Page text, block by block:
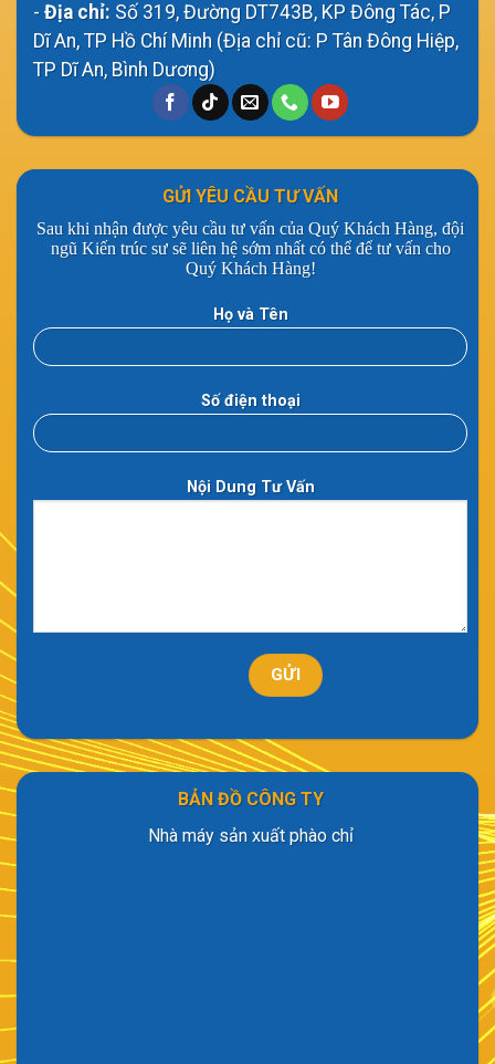
- Địa chỉ: Số 319, Đường DT743B, KP Đông Tác, P
Dĩ An, TP Hồ Chí Minh (Địa chỉ cũ: P Tân Đông Hiệp,
TP Dĩ An, Bình Dương)
GỬI YÊU CẦU TƯ VẤN
Sau khi nhận được yêu cầu tư vấn của Quý Khách Hàng, đội
ngũ Kiến trúc sư sẽ liên hệ sớm nhất có thể để tư vấn cho
Quý Khách Hàng!
Họ và Tên
Số điện thoại
Nội Dung Tư Vấn
BẢN ĐỒ CÔNG TY
Nhà máy sản xuất phào chỉ